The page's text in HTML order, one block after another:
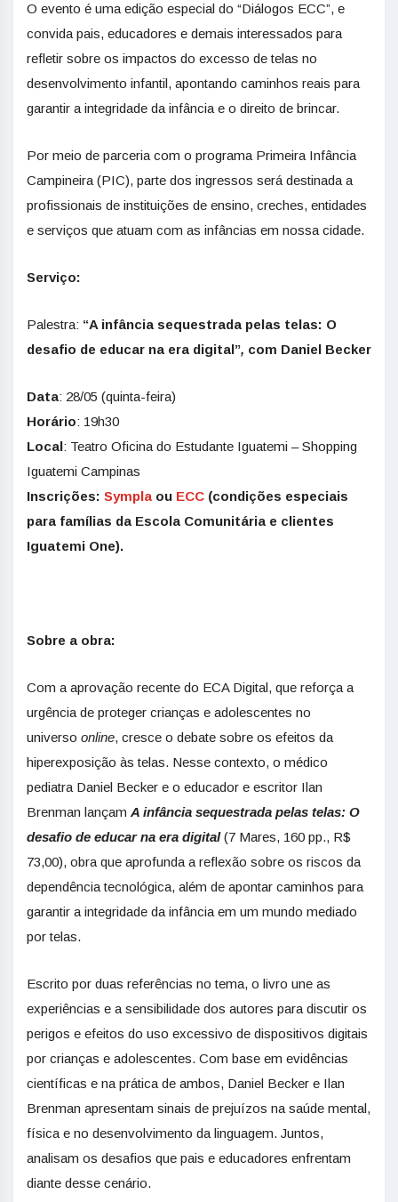
O evento é uma edição especial do “Diálogos ECC”, e
convida pais, educadores e demais interessados para
refletir sobre os impactos do excesso de telas no
desenvolvimento infantil, apontando caminhos reais para
garantir a integridade da infância e o direito de brincar.
Por meio de parceria com o programa Primeira Infância
Campineira (PIC), parte dos ingressos será destinada a
profissionais de instituições de ensino, creches, entidades
e serviços que atuam com as infâncias em nossa cidade.
Serviço:
Palestra: “A infância sequestrada pelas telas: O
desafio de educar na era digital”, com Daniel Becker
Data: 28/05 (quinta-feira)
Horário: 19h30
Local: Teatro Oficina do Estudante Iguatemi – Shopping
Iguatemi Campinas
Inscrições: Sympla ou ECC (condições especiais
para famílias da Escola Comunitária e clientes
Iguatemi One).
Sobre a obra:
Com a aprovação recente do ECA Digital, que reforça a
urgência de proteger crianças e adolescentes no
universo online, cresce o debate sobre os efeitos da
hiperexposição às telas. Nesse contexto, o médico
pediatra Daniel Becker e o educador e escritor Ilan
Brenman lançam A infância sequestrada pelas telas: O
desafio de educar na era digital(7 Mares, 160 pp., R$
73,00), obra que aprofunda a reflexão sobre os riscos da
dependência tecnológica, além de apontar caminhos para
garantir a integridade da infância em um mundo mediado
por telas.
Escrito por duas referências no tema, o livro une as
experiências e a sensibilidade dos autores para discutir os
perigos e efeitos do uso excessivo de dispositivos digitais
por crianças e adolescentes. Com base em evidências
científicas e na prática de ambos, Daniel Becker e Ilan
Brenman apresentam sinais de prejuízos na saúde mental,
física e no desenvolvimento da linguagem. Juntos,
analisam os desafios que pais e educadores enfrentam
diante desse cenário.